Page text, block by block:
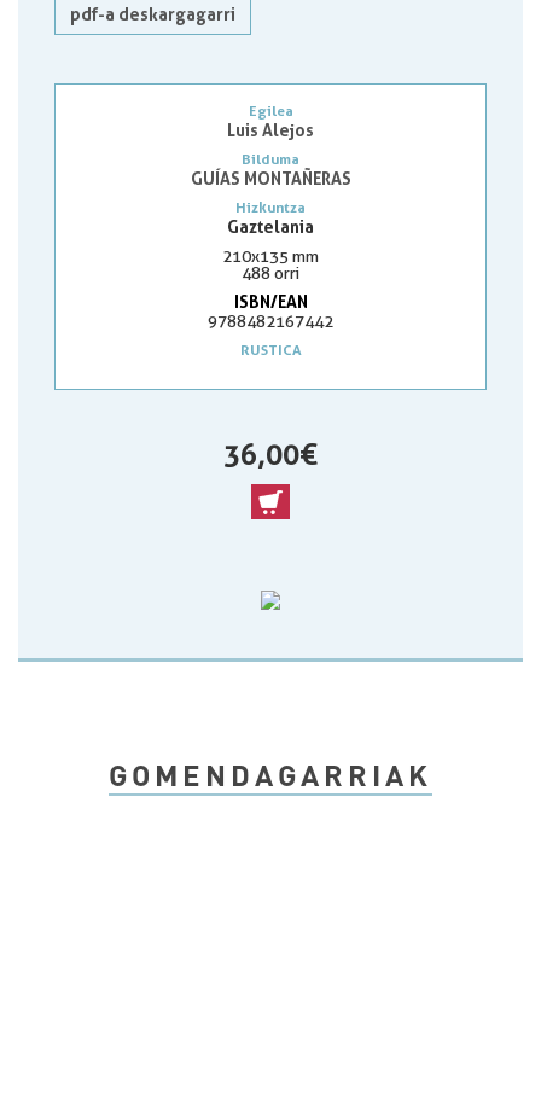
pdf-a deskargagarri
Egilea
Luis Alejos
Bilduma
GUÍAS MONTAÑERAS
Hizkuntza
Gaztelania
210x135 mm
488 orri
ISBN/EAN
9788482167442
RUSTICA
36,00 €
GOMENDAGARRIAK